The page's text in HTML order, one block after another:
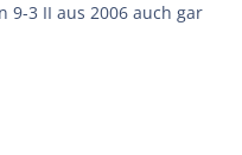
9-3 II aus 2006 auch gar